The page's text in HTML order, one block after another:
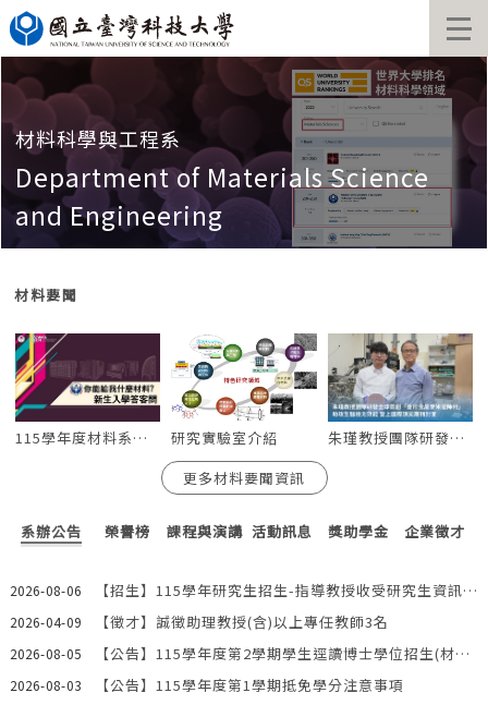
跳
到
主
要
內
容
區
材料科學與工程系
Department of Materials Science
and Engineering
材料要聞
115學年度材料系大學部招生答客問 研究實驗室介紹
朱瑾教授團隊研發全球首創「菱形金屬奈米管陣列」助攻生醫檢測效能 登上國際頂尖期刊封面
更多材料要聞資訊
系辦公告 榮譽榜 課程與演講 活動訊息 獎助學金 企業徵才
2026-08-06 【招生】115學年研究生招生-指導教授收受研究生資訊-1150806
2026-04-09 【徵才】誠徵助理教授(含)以上專任教師3名
2026-08-05 【公告】115學年度第2學期學生逕讀博士學位招生(材料系2名)
2026-08-03 【公告】115學年度第1學期抵免學分注意事項